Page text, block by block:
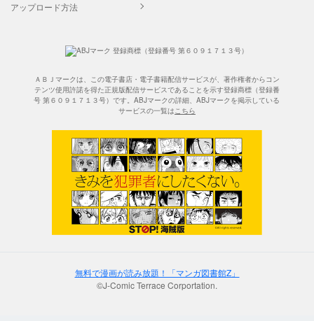
アップロード方法
ＡＢＪマークは、この電子書店・電子書籍配信サービスが、著作権者からコン
テンツ使用許諾を得た正規版配信サービスであることを示す登録商標（登録番
号 第６０９１７１３号）です。ABJマークの詳細、ABJマークを掲示している
サービスの一覧はこちら
無料で漫画が読み放題！「マンガ図書館Z」
©J-Comic Terrace Corportation.